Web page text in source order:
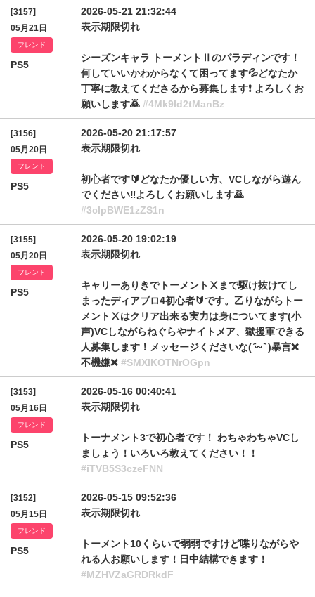
[3157]
05月21日
フレンド
PS5
2026-05-21 21:32:44
表示期限切れ
シーズンキャラ トーメントⅡのパラディンです！
何していいかわからなくて困ってます💦どなたか
丁寧に教えてくださるから募集します❗️ よろしくお
願いします🙇 #4Mk9Id2tManBz
[3156]
05月20日
フレンド
PS5
2026-05-20 21:17:57
表示期限切れ
初心者です🔰どなたか優しい方、VCしながら遊ん
でください‼️よろしくお願いします🙇
#3clpBWE1zZS1n
[3155]
05月20日
フレンド
PS5
2026-05-20 19:02:19
表示期限切れ
キャリーありきでトーメントⅩまで駆け抜けてし
まったディアブロ4初心者🔰です。乙りながらトー
メントⅩはクリア出来る実力は身についてます(小
声)VCしながらねぐらやナイトメア、獄援軍できる
人募集します！メッセージくださいな( ᷇︎︎𖥦 ᷆ )暴言❌
不機嫌❌ #SMXlKOTNrOGpn
[3153]
05月16日
フレンド
PS5
2026-05-16 00:40:41
表示期限切れ
トーナメント3で初心者です！ わちゃわちゃVCし
ましょう！いろいろ教えてください！！
#iTVB5S3czeFNN
[3152]
05月15日
フレンド
PS5
2026-05-15 09:52:36
表示期限切れ
トーメント10くらいで弱弱ですけど喋りながらや
れる人お願いします！日中結構できます！
#MZHVZaGRDRkdF